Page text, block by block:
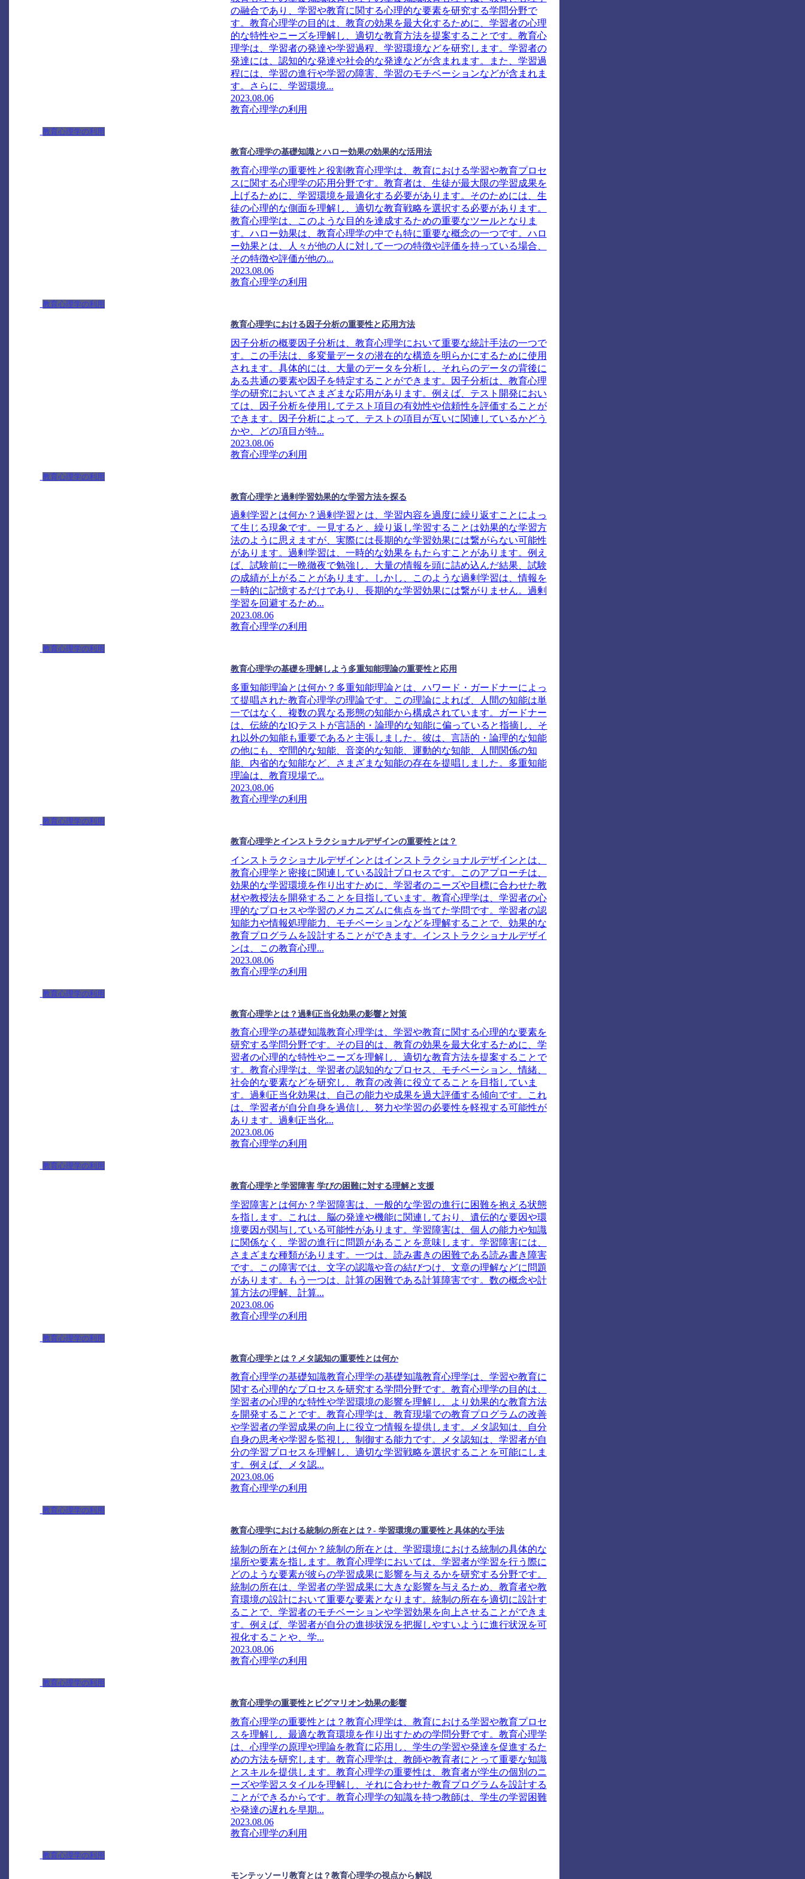
の融合であり、学習や教育に関する心理的な要素を研究する学問分野で
す。教育心理学の目的は、教育の効果を最大化するために、学習者の心理
的な特性やニーズを理解し、適切な教育方法を提案することです。教育心
理学は、学習者の発達や学習過程、学習環境などを研究します。学習者の
発達には、認知的な発達や社会的な発達などが含まれます。また、学習過
程には、学習の進行や学習の障害、学習のモチベーションなどが含まれま
す。さらに、学習環境...
2023.08.06
教育心理学の利用
教育心理学の利用
教育心理学の基礎知識とハロー効果の効果的な活用法
教育心理学の重要性と役割教育心理学は、教育における学習や教育プロセ
スに関する心理学の応用分野です。教育者は、生徒が最大限の学習成果を
上げるために、学習環境を最適化する必要があります。そのためには、生
徒の心理的な側面を理解し、適切な教育戦略を選択する必要があります。
教育心理学は、このような目的を達成するための重要なツールとなりま
す。ハロー効果は、教育心理学の中でも特に重要な概念の一つです。ハロ
ー効果とは、人々が他の人に対して一つの特徴や評価を持っている場合、
その特徴や評価が他の...
2023.08.06
教育心理学の利用
教育心理学の利用
教育心理学における因子分析の重要性と応用方法
因子分析の概要因子分析は、教育心理学において重要な統計手法の一つで
す。この手法は、多変量データの潜在的な構造を明らかにするために使用
されます。具体的には、大量のデータを分析し、それらのデータの背後に
ある共通の要素や因子を特定することができます。因子分析は、教育心理
学の研究においてさまざまな応用があります。例えば、テスト開発におい
ては、因子分析を使用してテスト項目の有効性や信頼性を評価することが
できます。因子分析によって、テストの項目が互いに関連しているかどう
かや、どの項目が特...
2023.08.06
教育心理学の利用
教育心理学の利用
教育心理学と過剰学習効果的な学習方法を探る
過剰学習とは何か？過剰学習とは、学習内容を過度に繰り返すことによっ
て生じる現象です。一見すると、繰り返し学習することは効果的な学習方
法のように思えますが、実際には長期的な学習効果には繋がらない可能性
があります。過剰学習は、一時的な効果をもたらすことがあります。例え
ば、試験前に一晩徹夜で勉強し、大量の情報を頭に詰め込んだ結果、試験
の成績が上がることがあります。しかし、このような過剰学習は、情報を
一時的に記憶するだけであり、長期的な学習効果には繋がりません。過剰
学習を回避するため...
2023.08.06
教育心理学の利用
教育心理学の利用
教育心理学の基礎を理解しよう多重知能理論の重要性と応用
多重知能理論とは何か？多重知能理論とは、ハワード・ガードナーによっ
て提唱された教育心理学の理論です。この理論によれば、人間の知能は単
一ではなく、複数の異なる形態の知能から構成されています。ガードナー
は、伝統的なIQテストが言語的・論理的な知能に偏っていると指摘し、そ
れ以外の知能も重要であると主張しました。彼は、言語的・論理的な知能
の他にも、空間的な知能、音楽的な知能、運動的な知能、人間関係の知
能、内省的な知能など、さまざまな知能の存在を提唱しました。多重知能
理論は、教育現場で...
2023.08.06
教育心理学の利用
教育心理学の利用
教育心理学とインストラクショナルデザインの重要性とは？
インストラクショナルデザインとはインストラクショナルデザインとは、
教育心理学と密接に関連している設計プロセスです。このアプローチは、
効果的な学習環境を作り出すために、学習者のニーズや目標に合わせた教
材や教授法を開発することを目指しています。教育心理学は、学習者の心
理的なプロセスや学習のメカニズムに焦点を当てた学問です。学習者の認
知能力や情報処理能力、モチベーションなどを理解することで、効果的な
教育プログラムを設計することができます。インストラクショナルデザイ
ンは、この教育心理...
2023.08.06
教育心理学の利用
教育心理学の利用
教育心理学とは？過剰正当化効果の影響と対策
教育心理学の基礎知識教育心理学は、学習や教育に関する心理的な要素を
研究する学問分野です。その目的は、教育の効果を最大化するために、学
習者の心理的な特性やニーズを理解し、適切な教育方法を提案することで
す。教育心理学は、学習者の認知的なプロセス、モチベーション、情緒、
社会的な要素などを研究し、教育の改善に役立てることを目指していま
す。過剰正当化効果は、自己の能力や成果を過大評価する傾向です。これ
は、学習者が自分自身を過信し、努力や学習の必要性を軽視する可能性が
あります。過剰正当化...
2023.08.06
教育心理学の利用
教育心理学の利用
教育心理学と学習障害 学びの困難に対する理解と支援
学習障害とは何か？学習障害は、一般的な学習の進行に困難を抱える状態
を指します。これは、脳の発達や機能に関連しており、遺伝的な要因や環
境要因が関与している可能性があります。学習障害は、個人の能力や知識
に関係なく、学習の進行に問題があることを意味します。学習障害には、
さまざまな種類があります。一つは、読み書きの困難である読み書き障害
です。この障害では、文字の認識や音の結びつけ、文章の理解などに問題
があります。もう一つは、計算の困難である計算障害です。数の概念や計
算方法の理解、計算...
2023.08.06
教育心理学の利用
教育心理学の利用
教育心理学とは？メタ認知の重要性とは何か
教育心理学の基礎知識教育心理学の基礎知識教育心理学は、学習や教育に
関する心理的なプロセスを研究する学問分野です。教育心理学の目的は、
学習者の心理的な特性や学習環境の影響を理解し、より効果的な教育方法
を開発することです。教育心理学は、教育現場での教育プログラムの改善
や学習者の学習成果の向上に役立つ情報を提供します。メタ認知は、自分
自身の思考や学習を監視し、制御する能力です。メタ認知は、学習者が自
分の学習プロセスを理解し、適切な学習戦略を選択することを可能にしま
す。例えば、メタ認...
2023.08.06
教育心理学の利用
教育心理学の利用
教育心理学における統制の所在とは？- 学習環境の重要性と具体的な手法
統制の所在とは何か？統制の所在とは、学習環境における統制の具体的な
場所や要素を指します。教育心理学においては、学習者が学習を行う際に
どのような要素が彼らの学習成果に影響を与えるかを研究する分野です。
統制の所在は、学習者の学習成果に大きな影響を与えるため、教育者や教
育環境の設計において重要な要素となります。統制の所在を適切に設計す
ることで、学習者のモチベーションや学習効果を向上させることができま
す。例えば、学習者が自分の進捗状況を把握しやすいように進行状況を可
視化することや、学...
2023.08.06
教育心理学の利用
教育心理学の利用
教育心理学の重要性とピグマリオン効果の影響
教育心理学の重要性とは？教育心理学は、教育における学習や教育プロセ
スを理解し、最適な教育環境を作り出すための学問分野です。教育心理学
は、心理学の原理や理論を教育に応用し、学生の学習や発達を促進するた
めの方法を研究します。教育心理学は、教師や教育者にとって重要な知識
とスキルを提供します。教育心理学の重要性は、教育者が学生の個別のニ
ーズや学習スタイルを理解し、それに合わせた教育プログラムを設計する
ことができるからです。教育心理学の知識を持つ教師は、学生の学習困難
や発達の遅れを早期...
2023.08.06
教育心理学の利用
教育心理学の利用
モンテッソーリ教育とは？教育心理学の視点から解説